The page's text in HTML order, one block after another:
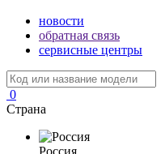
новости
обратная связь
сервисные центры
0
Страна
Россия